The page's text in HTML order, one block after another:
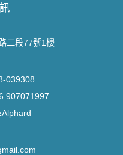
二段77號1樓
039308
907071997